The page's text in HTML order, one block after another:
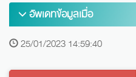
อัพเดทข้อมูลเมื่อ
25/01/2023 14:59:40